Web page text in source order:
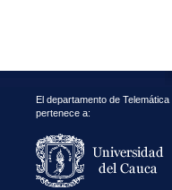
El departamento de Telemática
pertenece a: